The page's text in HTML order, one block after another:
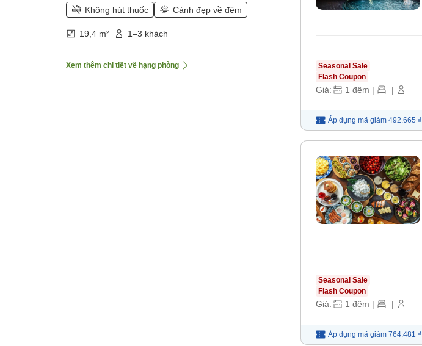
Không hút thuốc Cảnh đẹp về đêm
19,4 m² 1–3 khách
Xem thêm chi tiết về hạng phòng
Seasonal Sale
Flash Coupon
Giá: 1 đêm | |
Áp dụng mã giảm 492.665 ₫
Seasonal Sale
Flash Coupon
Giá: 1 đêm | |
Áp dụng mã giảm 764.481 ₫